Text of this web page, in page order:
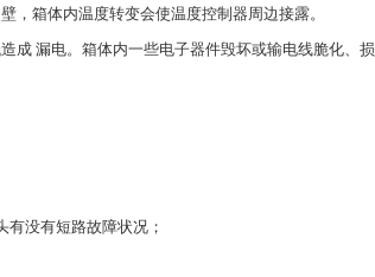
，箱体内温度转变会使温度控制器周边接露。
成 漏电。箱体内一些电子器件毁坏或输电线脆化、损
没有短路故障状况；